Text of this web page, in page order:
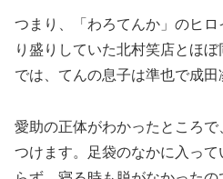
つまり、「わろてんか」のヒロ
り盛りしていた北村笑店とほぼ
では、てんの息子は準也で成田
愛助の正体がわかったところ
つけます。足袋のなかに入っ